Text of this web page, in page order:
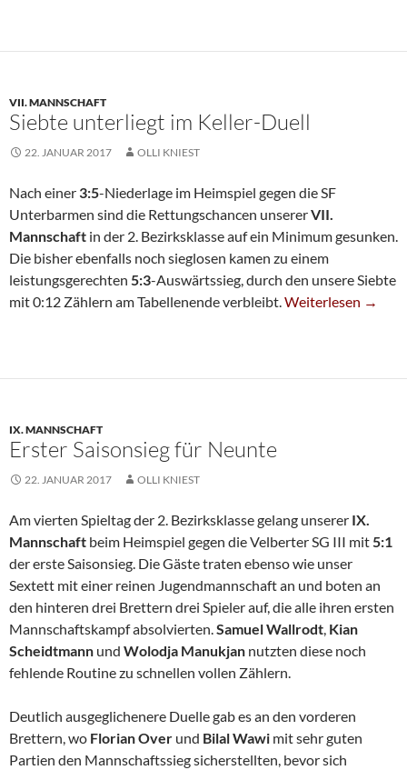
VII. MANNSCHAFT
Siebte unterliegt im Keller-Duell
22. JANUAR 2017 OLLI KNIEST
Nach einer 3:5-Niederlage im Heimspiel gegen die SF
Unterbarmen sind die Rettungschancen unsererVII.
Mannschaft in der 2. Bezirksklasse auf ein Minimum gesunken.
Die bisher ebenfalls noch sieglosen kamen zu einem
leistungsgerechten 5:3-Auswärtssieg, durch den unsere Siebte
mit 0:12 Zählern am Tabellenende verbleibt.Siebte Unterliegt
Weiterlesen →
IX. MANNSCHAFT
Erster Saisonsieg für Neunte
22. JANUAR 2017 OLLI KNIEST
Am vierten Spieltag der 2. Bezirksklasse gelang unserer IX.
Mannschaft beim Heimspiel gegen die Velberter SG III mit5:1
der erste Saisonsieg. Die Gäste traten ebenso wie unser
Sextett mit einer reinen Jugendmannschaft an und boten an
den hinteren drei Brettern drei Spieler auf, die alle ihren ersten
Mannschaftskampf absolvierten.Samuel Wallrodt, Kian
Scheidtmann und Wolodja Manukjan nutzten diese noch
fehlende Routine zu schnellen vollen Zählern.
Deutlich ausgeglichenere Duelle gab es an den vorderen
Brettern, wo Florian Over und Bilal Wawi mit sehr guten
Partien den Mannschaftssieg sicherstellten, bevor sich